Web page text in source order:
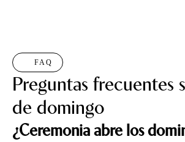
FAQ
Preguntas frecuentes
de domingo
¿Ceremonia abre los